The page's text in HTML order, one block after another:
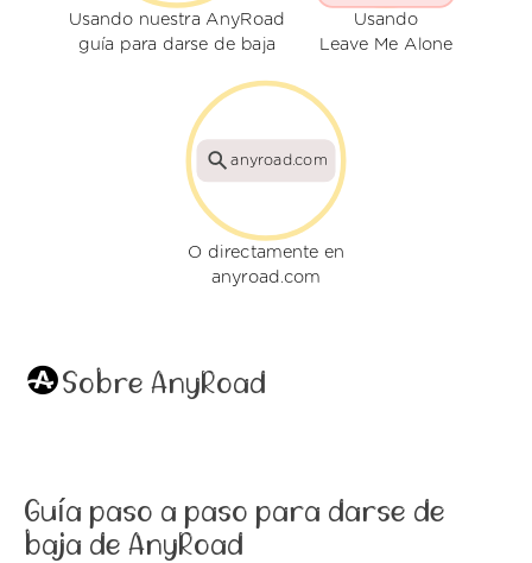
Usando nuestra AnyRoad
guía para darse de baja
Usando
Leave Me Alone
anyroad.com
O directamente en
anyroad.com
Sobre AnyRoad
Guía paso a paso para darse de
baja de AnyRoad